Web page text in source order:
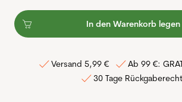
In den Warenkorb legen
Versand 5,99 €
Ab 99 €:
30 Tage Rückgaberecht